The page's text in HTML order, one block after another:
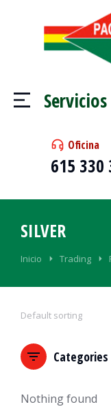
Oficina
615 330
SILVER
Estás aquí:
Inicio Trading
Nothing found